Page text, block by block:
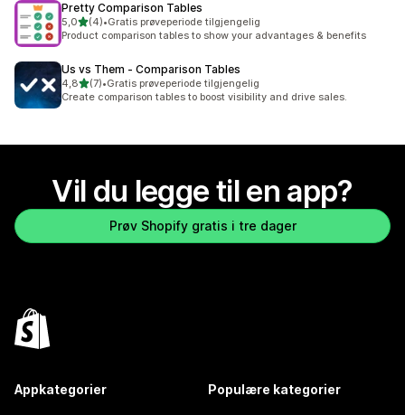
Pretty Comparison Tables
5,0av 5 stjerner
(4)
Totalt 4 omtaler
•Gratis prøveperiode tilgjengelig
Product comparison tables to show your advantages & benefits
Us vs Them ‑ Comparison Tables
4,8av 5 stjerner
(7)
Totalt 7 omtaler
•Gratis prøveperiode tilgjengelig
Create comparison tables to boost visibility and drive sales.
Vil du legge til en app?
Prøv Shopify gratis i tre dager
Appkategorier Populære kategorier